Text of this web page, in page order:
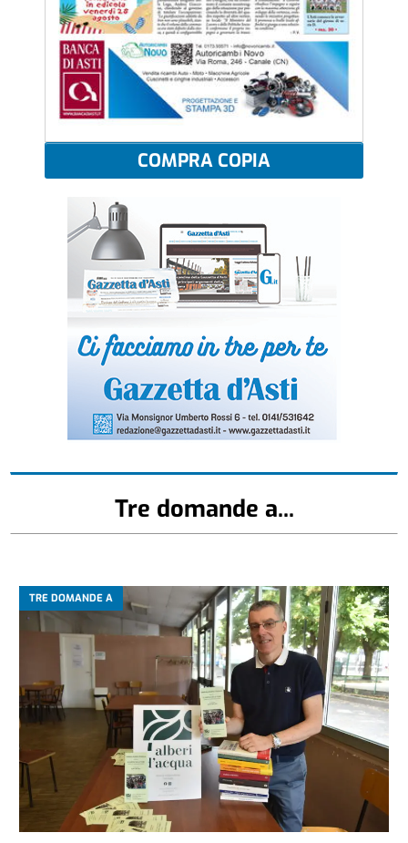
COMPRA COPIA
Tre domande a...
TRE DOMANDE A